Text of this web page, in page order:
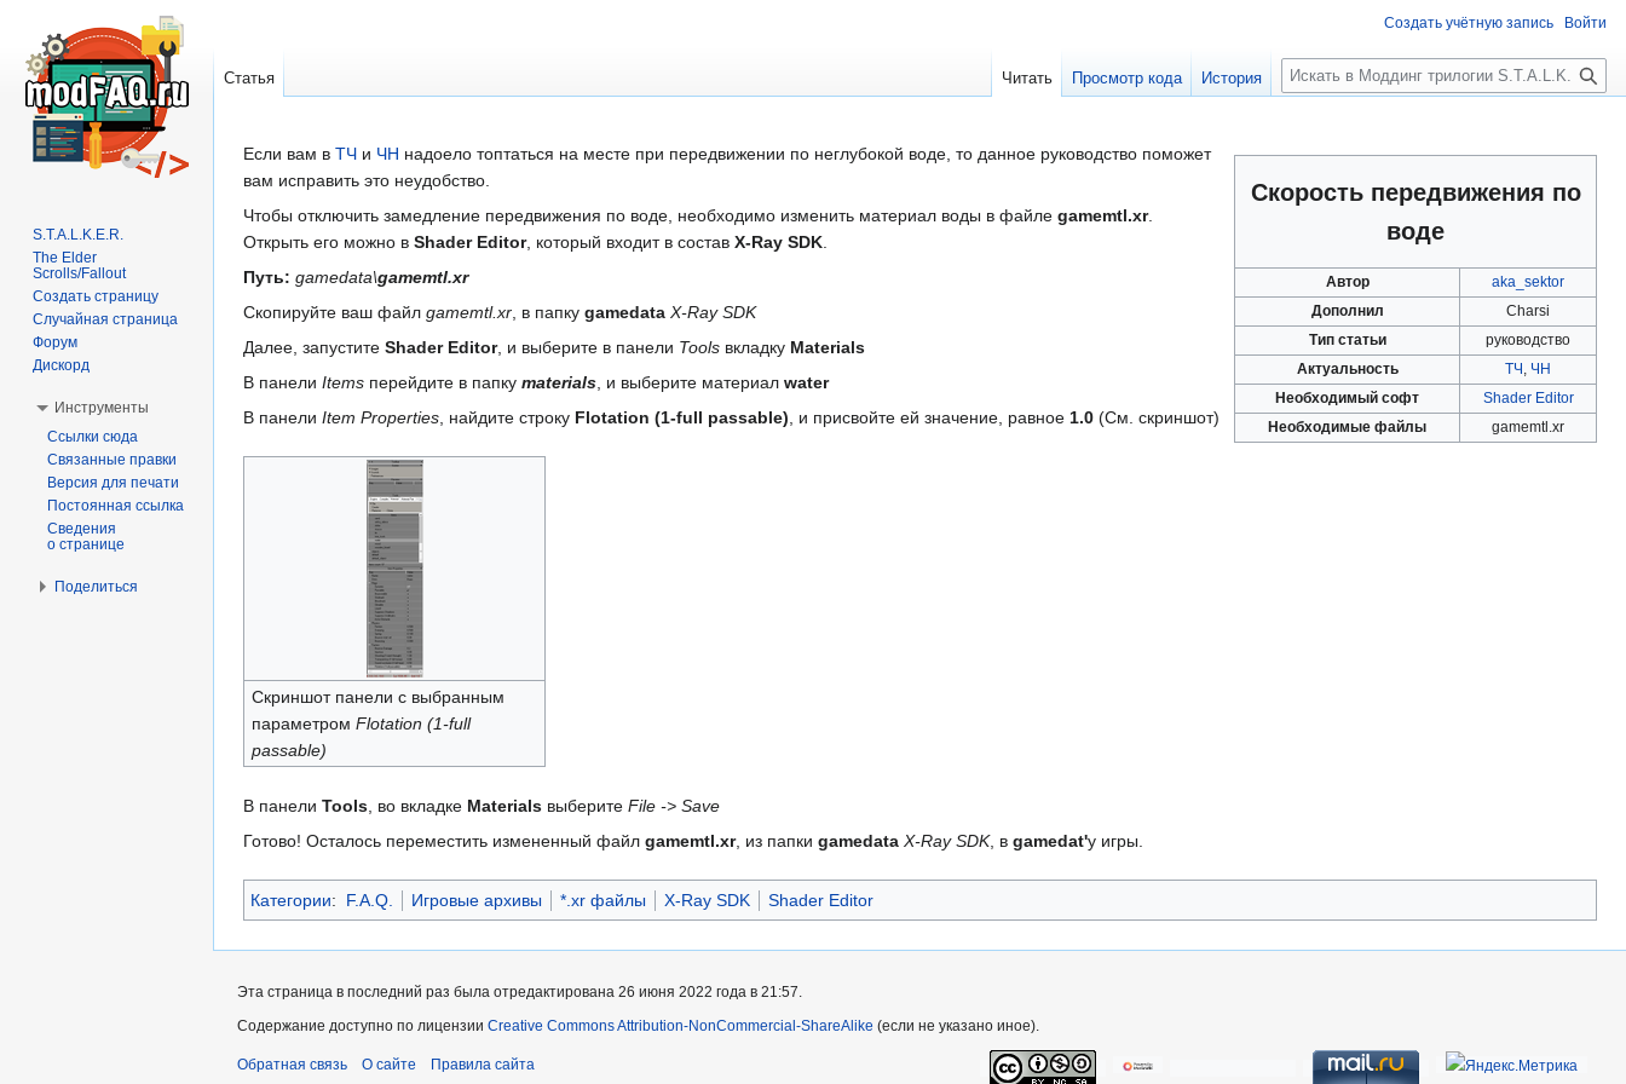
Перейти
к
навигации
Перейти
к
поиску
Скорость передвижения по
воде
Автор
aka_sektor
Дополнил
Charsi
Тип статьи
руководство
Актуальность
ТЧ , ЧН
Необходимый софт
Shader Editor
Необходимые файлы
gamemtl.xr
Если вам в ТЧ и ЧН надоело топтаться на месте при передвижении по неглубокой воде, то данное руководство поможет
вам исправить это неудобство.
Чтобы отключить замедление передвижения по воде, необходимо изменить материал воды в файле gamemtl.xr.
Открыть его можно в Shader Editor, который входит в состав X-Ray SDK.
Путь: gamedata\gamemtl.xr
Скопируйте ваш файл gamemtl.xr, в папку gamedata X-Ray SDK
Далее, запустите Shader Editor, и выберите в панели Tools вкладку Materials
В панели Items перейдите в папку materials, и выберите материал water
В панели Item Properties, найдите строку Flotation (1-full passable), и присвойте ей значение, равное 1.0 (См. скриншот)
Скриншот панели с выбранным
параметром Flotation (1-full
passable)
В панели Tools, во вкладке Materials выберите File -> Save
Готово! Осталось переместить измененный файл gamemtl.xr, из папки gamedata X-Ray SDK, в gamedat'у игры.
Категории: F.A.Q. Игровые архивы *.xr файлы X-Ray SDK Shader Editor
Создать учётную запись Войти
Статья Читать Просмотр кода История
П
о
с
S.T.A.L.K.E.R.
The Elder
Scrolls/Fallout
Создать страницу
Случайная страница
Форум
Дискорд
Инструменты
Ссылки сюда
Связанные правки
Версия для печати
Постоянная ссылка
Сведения
о странице
Поделиться
Эта страница в последний раз была отредактирована 26 июня 2022 года в 21:57.
Содержание доступно по лицензии Creative Commons Attribution-NonCommercial-ShareAlike (если не указано иное).
Обратная связь О сайте Правила сайта